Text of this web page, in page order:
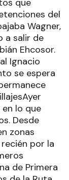
que
del
Wagner,
a salir de
Ehcosor.
Ignacio
se espera
lo que
Desde
zonas
por la
de Primera